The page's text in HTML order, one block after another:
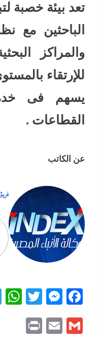
تعد بيئة خصبة
الباحثين مع
والمراكز
للإرتقاء
يسهم فى
القطاعات .
عن الكاتب
Facebook
Gmail
Email